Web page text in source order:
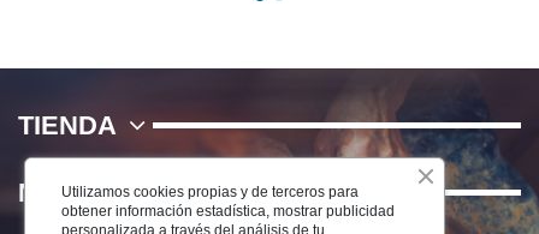
TIENDA
NOSOTROS
Utilizamos cookies propias y de terceros para
obtener información estadística, mostrar publicidad
personalizada a través del análisis de tu